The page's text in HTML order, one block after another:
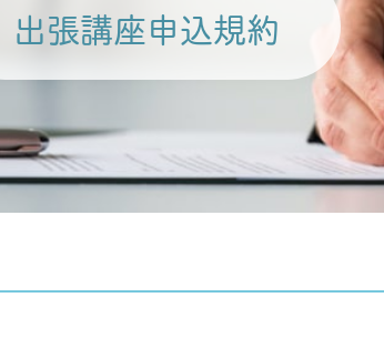
出張講座申込規約